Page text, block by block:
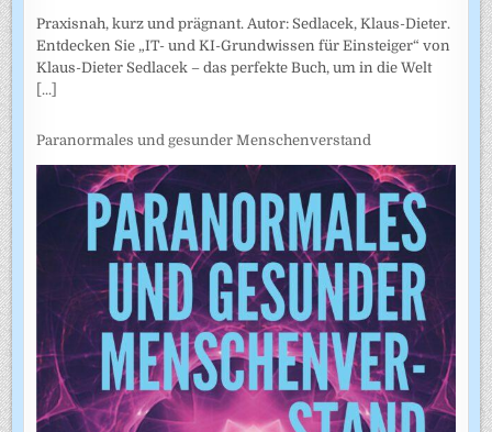
Praxisnah, kurz und prägnant. Autor: Sedlacek, Klaus-Dieter.
Entdecken Sie „IT- und KI-Grundwissen für Einsteiger“ von
Klaus-Dieter Sedlacek – das perfekte Buch, um in die Welt
[...]
Paranormales und gesunder Menschenverstand